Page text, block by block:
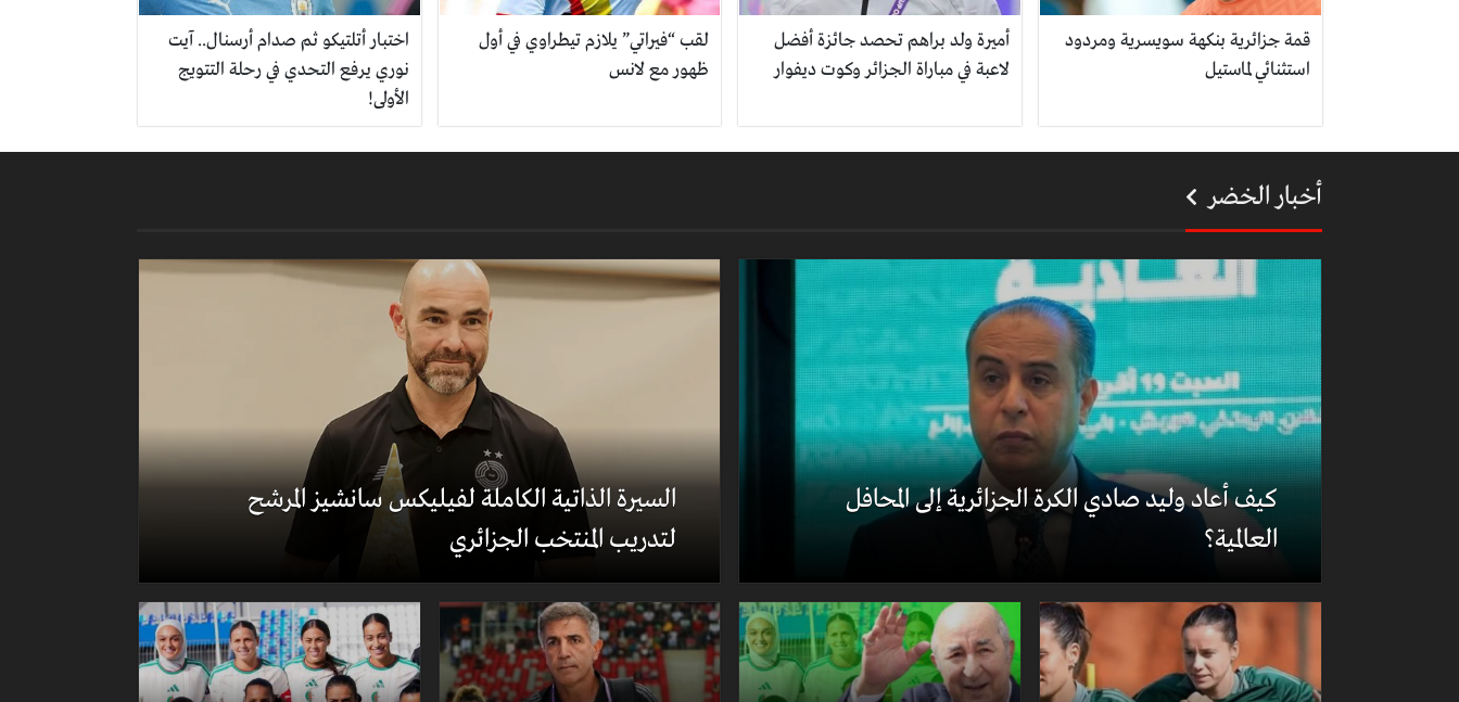
قمة جزائرية بنكهة سويسرية ومردود
استثنائي لماستيل
أميرة ولد براهم تحصد جائزة أفضل
لاعبة في مباراة الجزائر وكوت ديفوار
لقب “فيراتي” يلازم تيطراوي في أول
ظهور مع لانس
اختبار أتلتيكو ثم صدام أرسنال.. آيت
نوري يرفع التحدي في رحلة التتويج
الأولى!
أخبار الخضر
كيف أعاد وليد صادي الكرة الجزائرية إلى المحافل
العالمية؟
السيرة الذاتية الكاملة لفيليكس سانشيز المرشح
لتدريب المنتخب الجزائري